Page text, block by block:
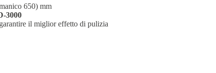
650) mm
3000
il miglior effetto di pulizia